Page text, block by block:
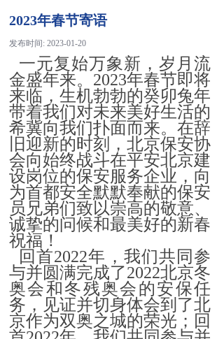
2023年春节寄语
发布时间: 2023-01-20
一元复始万象新，岁月流
金盛年来。2023年春节即将
来临，生机勃勃的癸卯兔年
带着我们对未来美好生活的
希冀向我们扑面而来。在辞
旧迎新的时刻，北京保安协
会向始终战斗在平安北京建
设岗位的保安服务企业，向
为首都安全默默奉献的保安
员兄弟们致以崇高的敬意、
诚挚的问候和最美好的新春
祝福！
回首2022年，我们共同参
与并圆满完成了2022北京冬
奥会和冬残奥会的安保任
务，见证并切身体会到了北
京作为双奥之城的荣光；回